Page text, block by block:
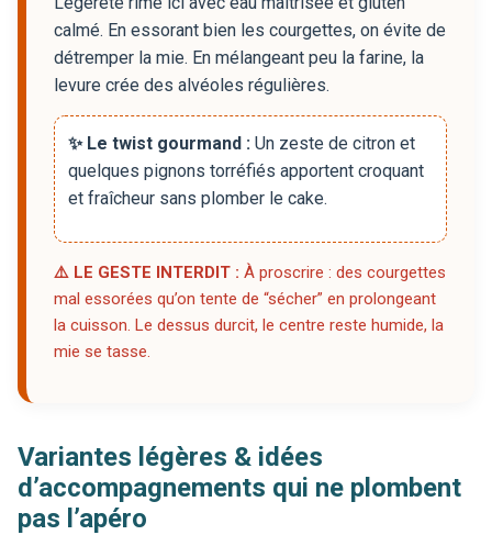
calmé. En essorant bien les courgettes, on évite de
détremper la mie. En mélangeant peu la farine, la
levure crée des alvéoles régulières.
✨ Le twist gourmand : Un zeste de citron et
quelques pignons torréfiés apportent croquant
et fraîcheur sans plomber le cake.
⚠️ LE GESTE INTERDIT : À proscrire : des courgettes
mal essorées qu’on tente de “sécher” en prolongeant
la cuisson. Le dessus durcit, le centre reste humide, la
mie se tasse.
Variantes légères & idées
d’accompagnements qui ne plombent
pas l’apéro